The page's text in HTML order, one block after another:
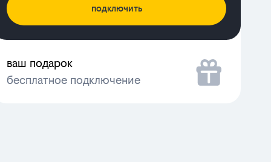
подключить
ваш подарок
бесплатное подключение